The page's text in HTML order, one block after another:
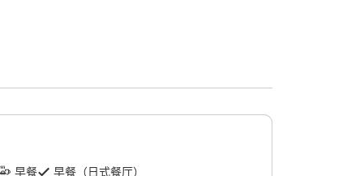
早餐 早餐（日式餐厅）